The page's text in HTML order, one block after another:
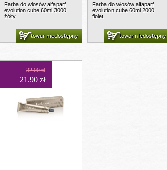
Farba do włosów alfaparf
evolution cube 60ml 3000
żółty
towar niedostępny
Farba do włosów alfaparf
evolution cube 60ml 2000
fiolet
towar niedostępny
32.00 zł
21.90 zł